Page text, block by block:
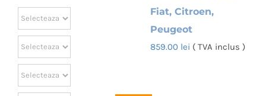
Fiat, Citroen,
Peugeot
859.00 lei ( TVA inclus )